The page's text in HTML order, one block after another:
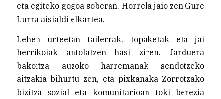
eta egiteko gogoa soberan. Horrela jaio zen Gure
Lurra aisialdi elkartea.
Lehen urteetan tailerrak, topaketak eta jai
herrikoiak antolatzen hasi ziren. Jarduera
bakoitza auzoko harremanak sendotzeko
aitzakia bihurtu zen, eta pixkanaka Zorrotzako
bizitza sozial eta komunitarioan toki berezia